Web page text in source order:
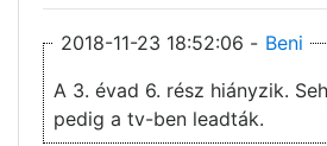
2018-11-23 18:52:06 - Beni
A 3. évad 6. rész hiányzik.
pedig a tv-ben leadták.